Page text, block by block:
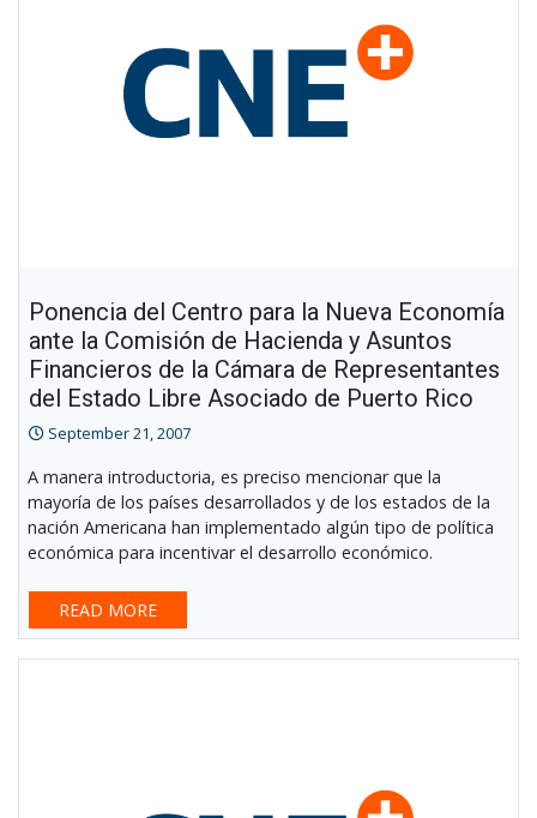
Ponencia del Centro para la Nueva Economía
ante la Comisión de Hacienda y Asuntos
Financieros de la Cámara de Representantes
del Estado Libre Asociado de Puerto Rico
September 21, 2007
A manera introductoria, es preciso mencionar que la
mayoría de los países desarrollados y de los estados de la
nación Americana han implementado algún tipo de política
económica para incentivar el desarrollo económico.
READ MORE